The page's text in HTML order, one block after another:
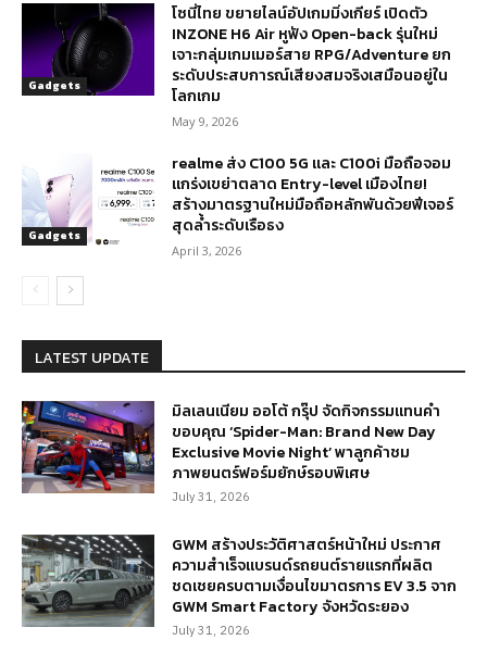
Gadgets
โซนี่ไทย ขยายไลน์อัปเกมมิ่งเกียร์ เปิดตัว
INZONE H6 Air หูฟัง Open-back รุ่นใหม่
เจาะกลุ่มเกมเมอร์สาย RPG/Adventure ยก
ระดับประสบการณ์เสียงสมจริงเสมือนอยู่ใน
โลกเกม
May 9, 2026
Gadgets
realme ส่ง C100 5G และ C100i มือถือจอม
แกร่งเขย่าตลาด Entry-level เมืองไทย!
สร้างมาตรฐานใหม่มือถือหลักพันด้วยฟีเจอร์
สุดล้ำระดับเรือธง
April 3, 2026
LATEST UPDATE
มิลเลนเนียม ออโต้ กรุ๊ป จัดกิจกรรมแทนคำ
ขอบคุณ ‘Spider-Man: Brand New Day
Exclusive Movie Night’ พาลูกค้าชม
ภาพยนตร์ฟอร์มยักษ์รอบพิเศษ
July 31, 2026
GWM สร้างประวัติศาสตร์หน้าใหม่ ประกาศ
ความสำเร็จแบรนด์รถยนต์รายแรกที่ผลิต
ชดเชยครบตามเงื่อนไขมาตรการ EV 3.5 จาก
GWM Smart Factory จังหวัดระยอง
July 31, 2026